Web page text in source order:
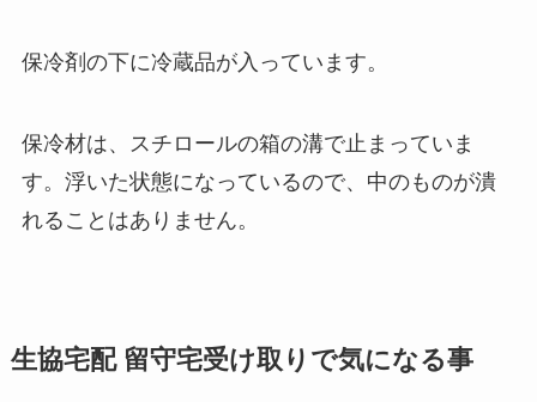
保冷剤の下に冷蔵品が入っています。
保冷材は、スチロールの箱の溝で止まっていま
す。浮いた状態になっているので、中のものが潰
れることはありません。
生協宅配 留守宅受け取りで気になる事